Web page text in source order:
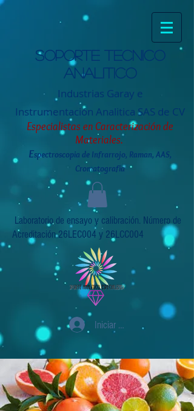
Soporte tecnico
analitico
Industrias Garay e
Instrumentación Analitica SAS de CV
Especialistas en Caracterización de
Materiales.
Espectroscopia de Infrarrojo, Raman, AAS,
Cromatografia
Laboratorio de ensayo y calibración. Número de
Acreditación 26LEC004 y 26LCC004
Iniciar sesión